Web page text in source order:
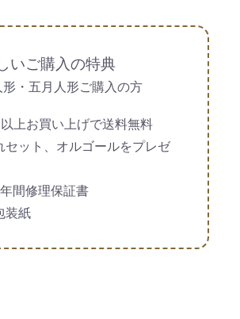
いご購入の特典
形・五月人形ご購入の方
上お買い上げで送料無料
セット、オルゴールをプレゼ
間修理保証書
装紙